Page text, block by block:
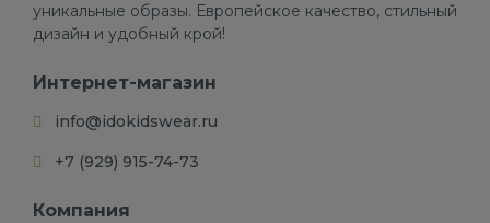
уникальные образы. Европейское качество, стильный
дизайн и удобный крой!
Интернет-магазин
info@idokidswear.ru
+7 (929) 915-74-73
Компания